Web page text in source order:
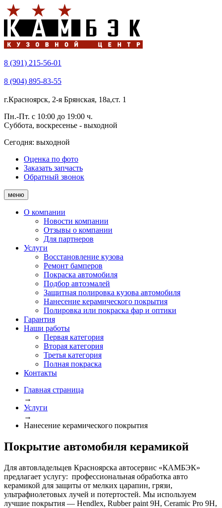
8 (391) 215-56-01
8 (904) 895-83-55
г.Красноярск, 2-я Брянская, 18а,ст. 1
Пн.-Пт. с 10:00 до 19:00 ч.
Суббота, воскресенье - выходной
Сегодня: выходной
Оценка по фото
Заказать запчасть
Обратный звонок
меню
О компании
Новости компании
Отзывы о компании
Для партнеров
Услуги
Восстановление кузова
Ремонт бамперов
Покраска автомобиля
Подбор автоэмалей
Защитная полировка кузова автомобиля
Нанесение керамического покрытия
Полировка или покраска фар и оптики
Гарантия
Наши работы
Первая категория
Вторая категория
Третья категория
Полная покраска
Контакты
Главная страница
→
Услуги
→
Нанесение керамического покрытия
Покрытие автомобиля керамикой
Для автовладельцев Красноярска автосервис «КАМБЭК»
предлагает услугу: профессиональная обработка авто
керамикой для защиты от мелких царапин, грязи,
ультрафиолетовых лучей и потертостей. Мы используем
лучшие покрытия — Hendlex, Rubber paint 9H, Ceramic Pro 9H,